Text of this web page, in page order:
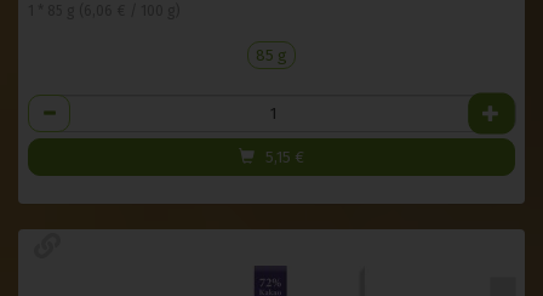
85 g
Anzahl
5,15 €